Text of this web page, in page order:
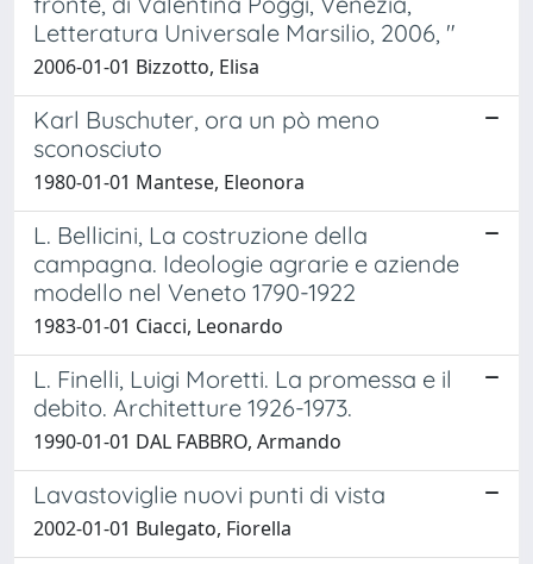
Letteratura Universale Marsilio, 2006, "
2006-01-01 Bizzotto, Elisa
Karl Buschuter, ora un pò meno
sconosciuto
1980-01-01 Mantese, Eleonora
L. Bellicini, La costruzione della
campagna. Ideologie agrarie e aziende
modello nel Veneto 1790-1922
1983-01-01 Ciacci, Leonardo
L. Finelli, Luigi Moretti. La promessa e il
debito. Architetture 1926-1973.
1990-01-01 DAL FABBRO, Armando
Lavastoviglie nuovi punti di vista
2002-01-01 Bulegato, Fiorella